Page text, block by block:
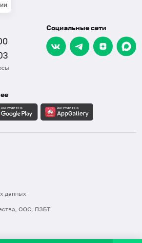
Социальные сети
данных
ООС, ПЗБТ